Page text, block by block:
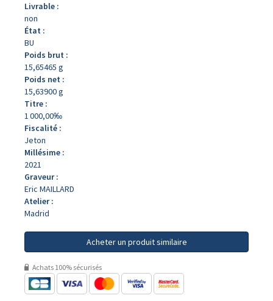
Livrable :
non
État :
BU
Poids brut :
15,65465 g
Poids net :
15,63900 g
Titre :
1 000,00‰
Fiscalité :
Jeton
Millésime :
2021
Graveur :
Eric MAILLARD
Atelier :
Madrid
Acheter un produit similaire
Achats 100% sécurisés